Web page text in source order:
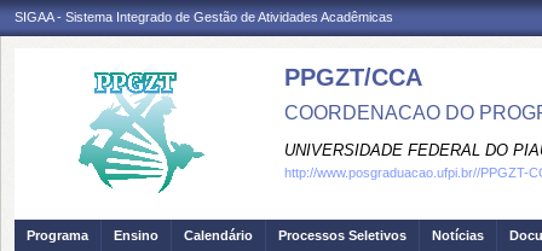
SIGAA - Sistema Integrado de Gestão de Atividades Acadêmicas
PPGZT/CCA
COORDENACAO DO
UNIVERSIDADE FEDERAL DO
http://www.posgraduacao.ufpi.br//PPGZT-
Programa Ensino Calendário Processos Seletivos Notícias